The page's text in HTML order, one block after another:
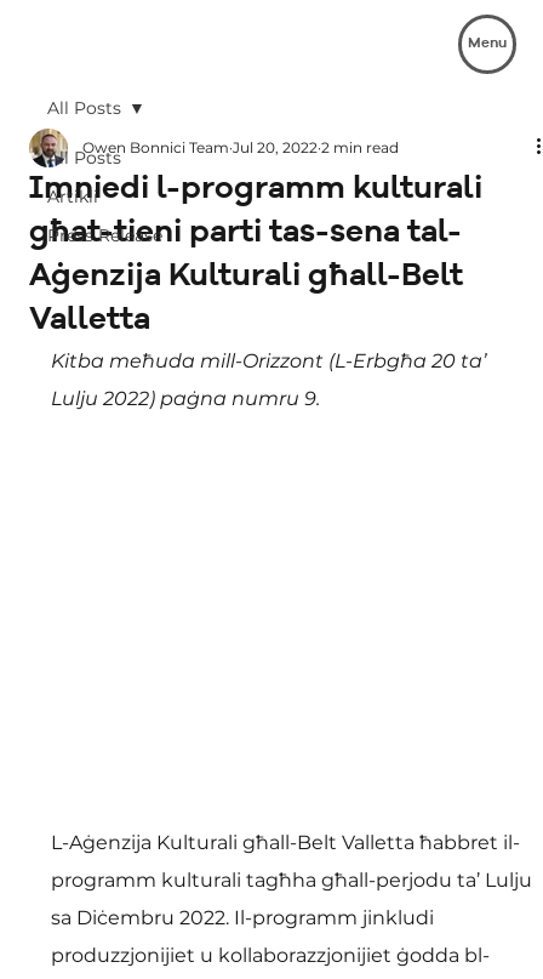
Menu
All Posts
Artikli
Press Release
All Posts
Imniedi l-programm kulturali
għat-tieni parti tas-sena tal-
Aġenzija Kulturali għall-Belt
Valletta
Owen Bonnici Team Jul 20, 2022 2 min read
Kitba meħuda mill-Orizzont (L-Erbgħa 20 ta’
Lulju 2022) paġna numru 9.
L-Aġenzija Kulturali għall-Belt Valletta ħabbret il-
programm kulturali tagħha għall-perjodu ta’ Lulju
sa Diċembru 2022. Il-programm jinkludi
produzzjonijiet u kollaborazzjonijiet ġodda bl-